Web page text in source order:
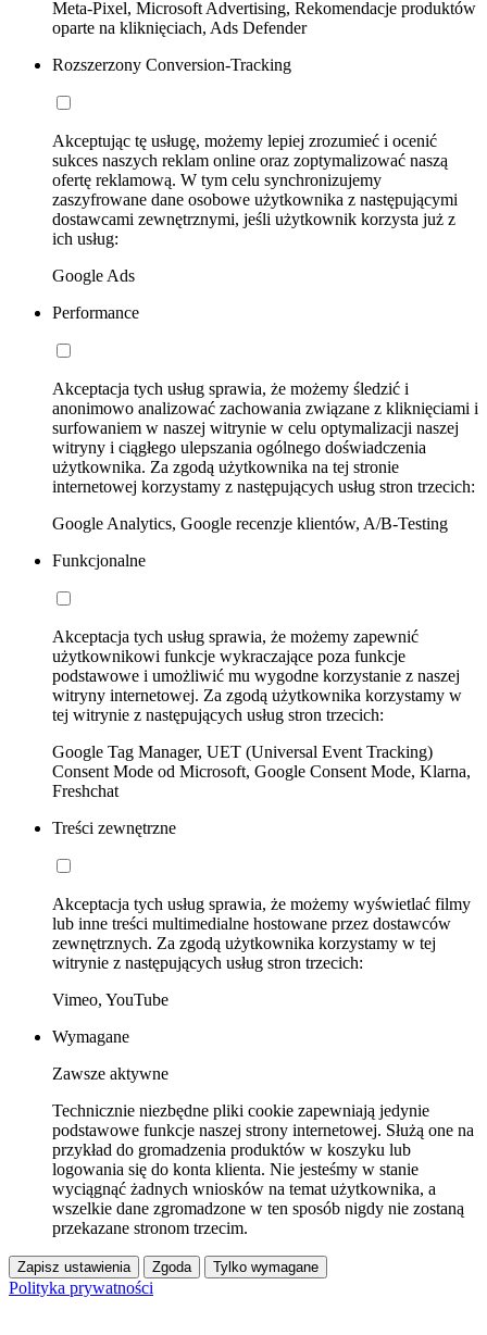
Meta-Pixel, Microsoft Advertising, Rekomendacje produktów
oparte na kliknięciach, Ads Defender
Rozszerzony Conversion-Tracking
Akceptując tę usługę, możemy lepiej zrozumieć i ocenić
sukces naszych reklam online oraz zoptymalizować naszą
ofertę reklamową. W tym celu synchronizujemy
zaszyfrowane dane osobowe użytkownika z następującymi
dostawcami zewnętrznymi, jeśli użytkownik korzysta już z
ich usług:
Google Ads
Performance
Akceptacja tych usług sprawia, że możemy śledzić i
anonimowo analizować zachowania związane z kliknięciami i
surfowaniem w naszej witrynie w celu optymalizacji naszej
witryny i ciągłego ulepszania ogólnego doświadczenia
użytkownika. Za zgodą użytkownika na tej stronie
internetowej korzystamy z następujących usług stron trzecich:
Google Analytics, Google recenzje klientów, A/B-Testing
Funkcjonalne
Akceptacja tych usług sprawia, że możemy zapewnić
użytkownikowi funkcje wykraczające poza funkcje
podstawowe i umożliwić mu wygodne korzystanie z naszej
witryny internetowej. Za zgodą użytkownika korzystamy w
tej witrynie z następujących usług stron trzecich:
Google Tag Manager, UET (Universal Event Tracking)
Consent Mode od Microsoft, Google Consent Mode, Klarna,
Freshchat
Treści zewnętrzne
Akceptacja tych usług sprawia, że możemy wyświetlać filmy
lub inne treści multimedialne hostowane przez dostawców
zewnętrznych. Za zgodą użytkownika korzystamy w tej
witrynie z następujących usług stron trzecich:
Vimeo, YouTube
Wymagane
Zawsze aktywne
Technicznie niezbędne pliki cookie zapewniają jedynie
podstawowe funkcje naszej strony internetowej. Służą one na
przykład do gromadzenia produktów w koszyku lub
logowania się do konta klienta. Nie jesteśmy w stanie
wyciągnąć żadnych wniosków na temat użytkownika, a
wszelkie dane zgromadzone w ten sposób nigdy nie zostaną
przekazane stronom trzecim.
Zapisz ustawienia Zgoda Tylko wymagane
Polityka prywatności